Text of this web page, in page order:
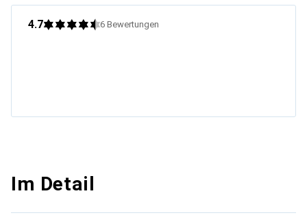
4.7 6 Bewertungen
Im Detail